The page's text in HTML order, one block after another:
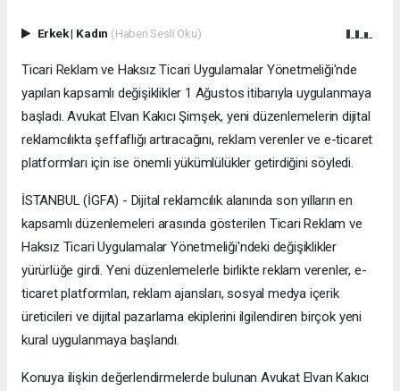
Erkek| Kadın (Haberi Sesli Oku)
Ticari Reklam ve Haksız Ticari Uygulamalar Yönetmeliği'nde
yapılan kapsamlı değişiklikler 1 Ağustos itibarıyla uygulanmaya
başladı. Avukat Elvan Kakıcı Şimşek, yeni düzenlemelerin dijital
reklamcılıkta şeffaflığı artıracağını, reklam verenler ve e-ticaret
platformları için ise önemli yükümlülükler getirdiğini söyledi.
İSTANBUL (İGFA) - Dijital reklamcılık alanında son yılların en
kapsamlı düzenlemeleri arasında gösterilen Ticari Reklam ve
Haksız Ticari Uygulamalar Yönetmeliği'ndeki değişiklikler
yürürlüğe girdi. Yeni düzenlemelerle birlikte reklam verenler, e-
ticaret platformları, reklam ajansları, sosyal medya içerik
üreticileri ve dijital pazarlama ekiplerini ilgilendiren birçok yeni
kural uygulanmaya başlandı.
Konuya ilişkin değerlendirmelerde bulunan Avukat Elvan Kakıcı